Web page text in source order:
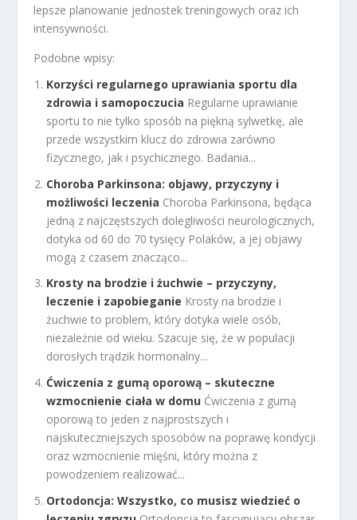
lepsze planowanie jednostek treningowych oraz ich
intensywności.
Podobne wpisy:
Korzyści regularnego uprawiania sportu dla
zdrowia i samopoczucia Regularne uprawianie
sportu to nie tylko sposób na piękną sylwetkę, ale
przede wszystkim klucz do zdrowia zarówno
fizycznego, jak i psychicznego. Badania...
Choroba Parkinsona: objawy, przyczyny i
możliwości leczenia Choroba Parkinsona, będąca
jedną z najczęstszych dolegliwości neurologicznych,
dotyka od 60 do 70 tysięcy Polaków, a jej objawy
mogą z czasem znacząco...
Krosty na brodzie i żuchwie – przyczyny,
leczenie i zapobieganie Krosty na brodzie i
żuchwie to problem, który dotyka wiele osób,
niezależnie od wieku. Szacuje się, że w populacji
dorosłych trądzik hormonalny...
Ćwiczenia z gumą oporową – skuteczne
wzmocnienie ciała w domu Ćwiczenia z gumą
oporową to jeden z najprostszych i
najskuteczniejszych sposobów na poprawę kondycji
oraz wzmocnienie mięśni, który można z
powodzeniem realizować...
Ortodoncja: Wszystko, co musisz wiedzieć o